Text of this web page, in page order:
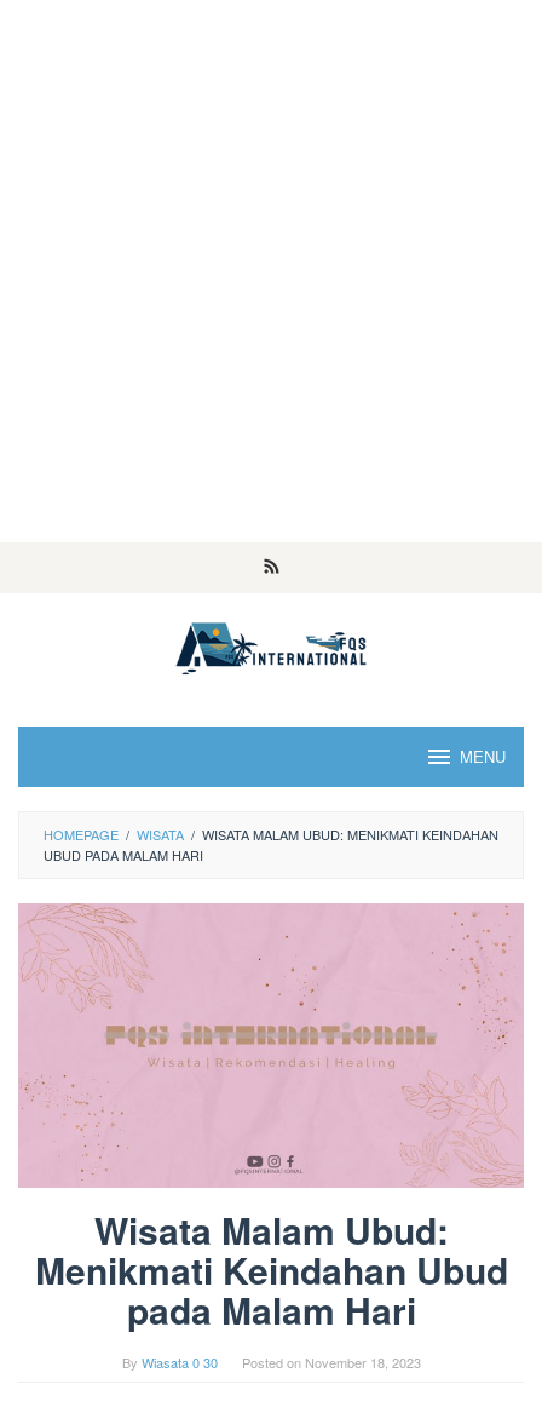
MENU
HOMEPAGE / WISATA / WISATA MALAM UBUD: MENIKMATI KEINDAHAN
UBUD PADA MALAM HARI
Wisata Malam Ubud:
Menikmati Keindahan Ubud
pada Malam Hari
By Wiasata 0 30 Posted on November 18, 2023